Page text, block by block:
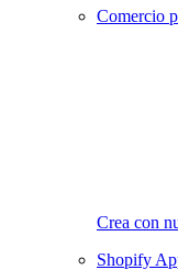
Comercio
Crea con
Shopify